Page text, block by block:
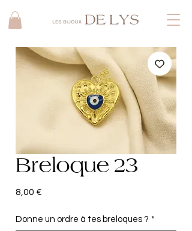
Breloque 23
8,00 €
Donne un ordre à tes breloques ? *